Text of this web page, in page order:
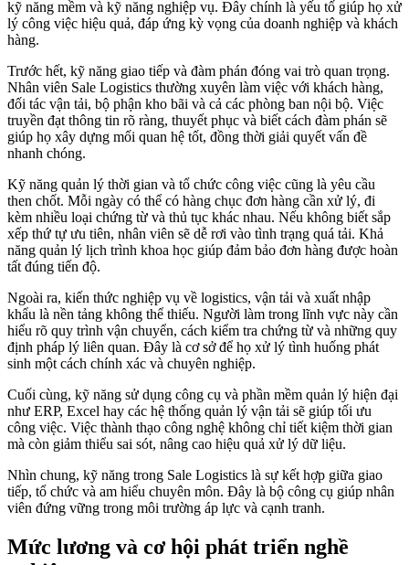
kỹ năng mềm và kỹ năng nghiệp vụ. Đây chính là yếu tố giúp họ xử
lý công việc hiệu quả, đáp ứng kỳ vọng của doanh nghiệp và khách
hàng.
Trước hết, kỹ năng giao tiếp và đàm phán đóng vai trò quan trọng.
Nhân viên Sale Logistics thường xuyên làm việc với khách hàng,
đối tác vận tải, bộ phận kho bãi và cả các phòng ban nội bộ. Việc
truyền đạt thông tin rõ ràng, thuyết phục và biết cách đàm phán sẽ
giúp họ xây dựng mối quan hệ tốt, đồng thời giải quyết vấn đề
nhanh chóng.
Kỹ năng quản lý thời gian và tổ chức công việc cũng là yêu cầu
then chốt. Mỗi ngày có thể có hàng chục đơn hàng cần xử lý, đi
kèm nhiều loại chứng từ và thủ tục khác nhau. Nếu không biết sắp
xếp thứ tự ưu tiên, nhân viên sẽ dễ rơi vào tình trạng quá tải. Khả
năng quản lý lịch trình khoa học giúp đảm bảo đơn hàng được hoàn
tất đúng tiến độ.
Ngoài ra, kiến thức nghiệp vụ về logistics, vận tải và xuất nhập
khẩu là nền tảng không thể thiếu. Người làm trong lĩnh vực này cần
hiểu rõ quy trình vận chuyển, cách kiểm tra chứng từ và những quy
định pháp lý liên quan. Đây là cơ sở để họ xử lý tình huống phát
sinh một cách chính xác và chuyên nghiệp.
Cuối cùng, kỹ năng sử dụng công cụ và phần mềm quản lý hiện đại
như ERP, Excel hay các hệ thống quản lý vận tải sẽ giúp tối ưu
công việc. Việc thành thạo công nghệ không chỉ tiết kiệm thời gian
mà còn giảm thiểu sai sót, nâng cao hiệu quả xử lý dữ liệu.
Nhìn chung, kỹ năng trong Sale Logistics là sự kết hợp giữa giao
tiếp, tổ chức và am hiểu chuyên môn. Đây là bộ công cụ giúp nhân
viên đứng vững trong môi trường áp lực và cạnh tranh.
Mức lương và cơ hội phát triển nghề